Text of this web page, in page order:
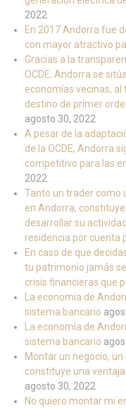
2022
En 2017 Andorra fue
con mayor atractivo
Gracias a la
OCDE, Andorra se
economías vecinas,
destino de primer
agosto 30, 2022
A pesar de la
de la OCDE, Andorra
competitivo para las
2022
Tanto un trader como
en Andorra,
desarrollar su
residencia por cuenta
En caso de que
tu patrimonio jamás
crisis financieras que
La economía de
sistema bancario
La economía de
sistema bancario
Montar un negocio,
constituye una
agosto 30, 2022
No quiero montar mi